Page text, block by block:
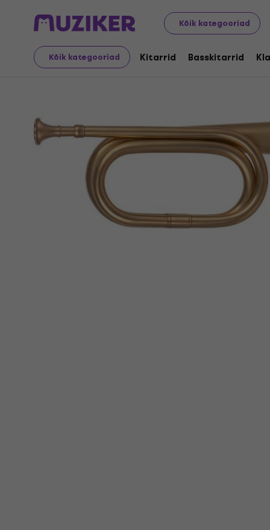
Kõik kategooriad
Kõik kategooriad Kitarrid Basskitarrid
Muusikariistad Tuuled
Jahisarved